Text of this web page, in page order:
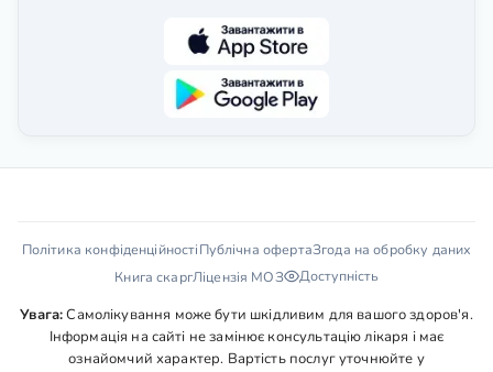
Політика конфіденційностіПублічна офертаЗгода на обробку даних
Книга скаргЛіцензія МОЗ Доступність
Увага:Самолікування може бути шкідливим для вашого здоров'я.
Інформація на сайті не замінює консультацію лікаря і має
ознайомчий характер. Вартість послуг уточнюйте у